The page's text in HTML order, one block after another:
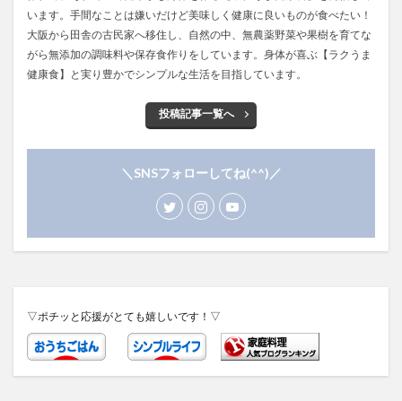
います。手間なことは嫌いだけど美味しく健康に良いものが食べたい！
大阪から田舎の古民家へ移住し、自然の中、無農薬野菜や果樹を育てな
がら無添加の調味料や保存食作りをしています。身体が喜ぶ【ラクうま
健康食】と実り豊かでシンプルな生活を目指しています。
投稿記事一覧へ
＼SNSフォローしてね(^^)／
▽ポチッと応援がとても嬉しいです！▽